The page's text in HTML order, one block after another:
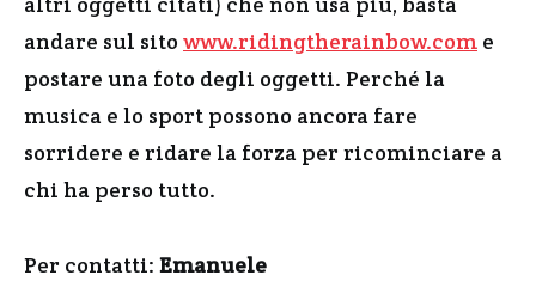
andare sul sito www.ridingtherainbow.com e
postare una foto degli oggetti. Perché la
musica e lo sport possono ancora fare
sorridere e ridare la forza per ricominciare a
chi ha perso tutto.
Per contatti: Emanuele